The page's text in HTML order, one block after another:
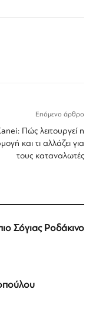
Επόμενο άρθρο
Πώς λειτουργεί η
και τι αλλάζει για
τους καταναλωτές
Σόγιας Ροδάκινο